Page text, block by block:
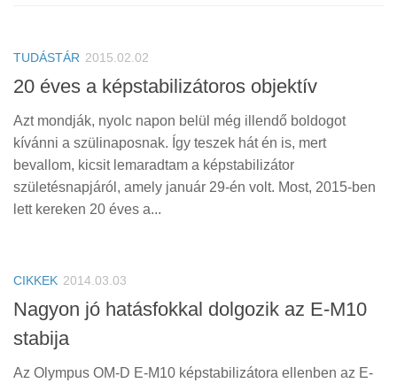
TUDÁSTÁR 2015.02.02
20 éves a képstabilizátoros objektív
Azt mondják, nyolc napon belül még illendő boldogot
kívánni a szülinaposnak. Így teszek hát én is, mert
bevallom, kicsit lemaradtam a képstabilizátor
születésnapjáról, amely január 29-én volt. Most, 2015-ben
lett kereken 20 éves a...
CIKKEK 2014.03.03
Nagyon jó hatásfokkal dolgozik az E-M10
stabija
Az Olympus OM-D E-M10 képstabilizátora ellenben az E-